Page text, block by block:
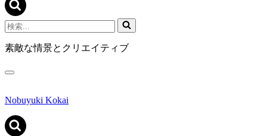
検
索...
素敵な情景とクリエイティブ
ナ
ゲ
シ
ョ
Nobuyuki Kokai